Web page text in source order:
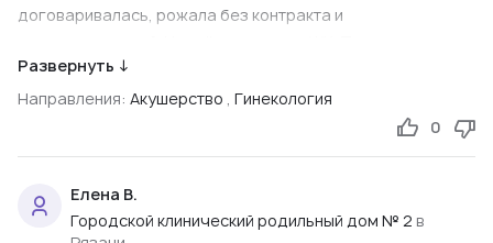
договаривалась, рожала без контракта и
девушка пришла, хотела приписаться. Ей сказали, что
если врач и заведующая будут не против, то припишут.
Она сказала, что с врачом уже есть договоренность, всё
(вроде тоже нужен).
Ссылка на первоисточник
Развернуть ↓
Направления: Акушерство , Гинекология
0
Елена В.
Городской клинический родильный дом № 2 в